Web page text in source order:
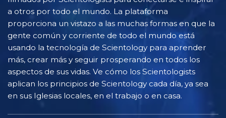
a otros por todo el mundo. La plataforma
proporciona un vistazo a las muchas formas en que la
gente común y corriente de todo el mundo está
usando la tecnología de Scientology para aprender
más, crear más y seguir prosperando en todos los
aspectos de sus vidas. Ve cómo los Scientologists
aplican los principios de Scientology cada día, ya sea
en sus Iglesias locales, en el trabajo o en casa.